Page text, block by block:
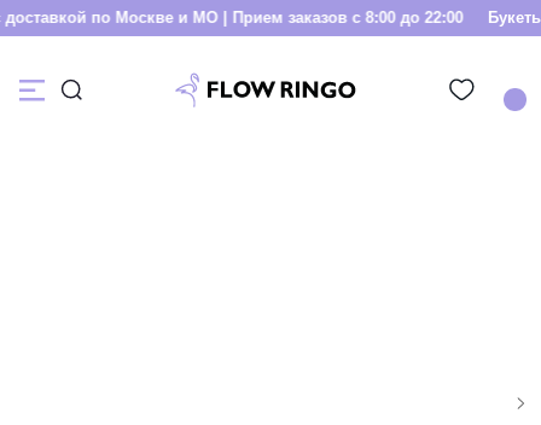
по Москве и МО | Прием заказов с 8:00 до 22:00